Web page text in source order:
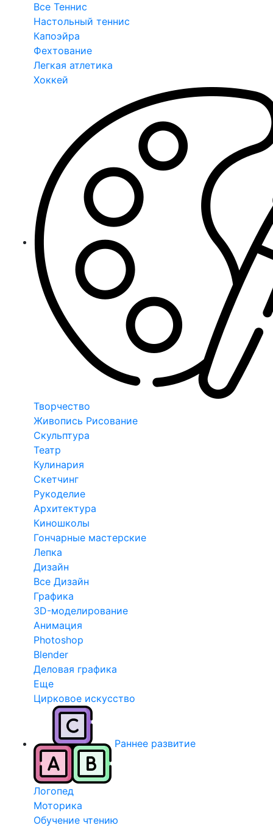
Все Теннис
Настольный теннис
Капоэйра
Фехтование
Легкая атлетика
Хоккей
Творчество
Живопись Рисование
Скульптура
Театр
Кулинария
Скетчинг
Рукоделие
Архитектура
Киношколы
Гончарные мастерские
Лепка
Дизайн
Все Дизайн
Графика
3D-моделирование
Анимация
Photoshop
Blender
Деловая графика
Еще
Цирковое искусство
Раннее развитие
Логопед
Моторика
Обучение чтению